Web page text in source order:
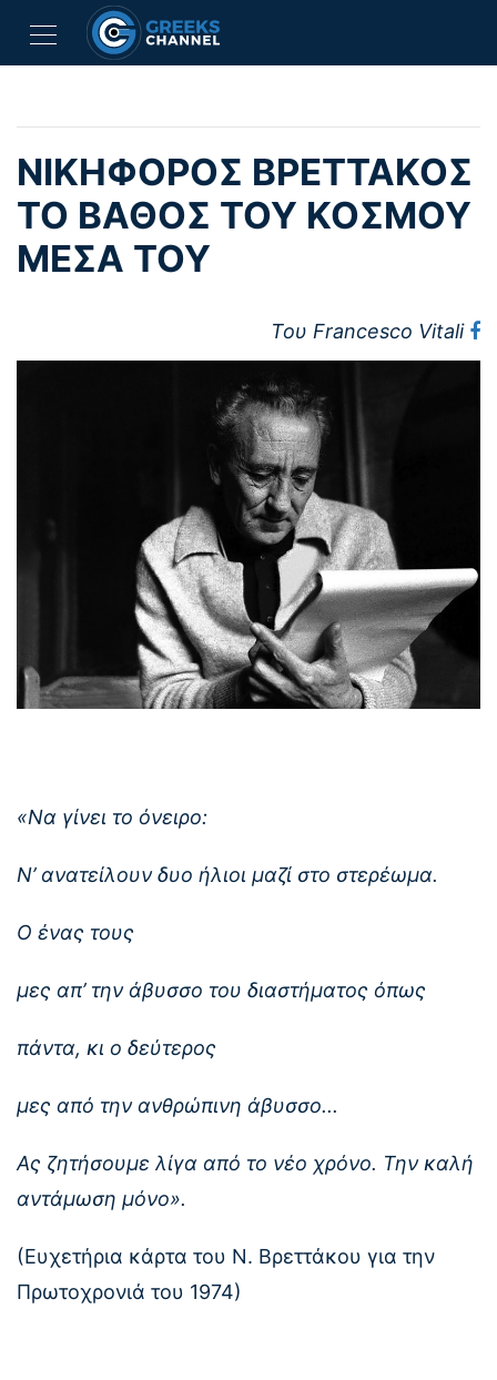
ΝΙΚΗΦΟΡΟΣ ΒΡΕΤΤΑΚΟΣ
ΤΟ ΒΑΘΟΣ ΤΟΥ ΚΟΣΜΟΥ
ΜΕΣΑ ΤΟΥ
Του Francesco Vitali
«Να γίνει το όνειρο:
Ν’ ανατείλουν δυο ήλιοι μαζί στο στερέωμα.
Ο ένας τους
μες απ’ την άβυσσο του διαστήματος όπως
πάντα, κι ο δεύτερος
μες από την ανθρώπινη άβυσσο...
Ας ζητήσουμε λίγα από το νέο χρόνο. Την καλή
αντάμωση μόνο».
(Ευχετήρια κάρτα του Ν. Βρεττάκου για την
Πρωτοχρονιά του 1974)